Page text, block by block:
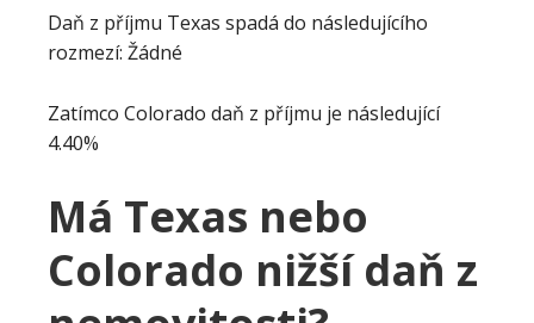
Daň z příjmu Texas spadá do následujícího
rozmezí: Žádné
Zatímco Colorado daň z příjmu je následující
4.40%
Má Texas nebo
Colorado nižší daň z